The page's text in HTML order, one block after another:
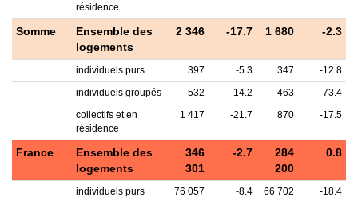
résidence
Somme
Ensemble des
logements
2 346 -17.7 1 680 -2.3
individuels purs 397 -5.3 347
-12.8
individuels groupés
532 -14.2 463
73.4
collectifs et en
résidence
1 417 -21.7 870 -17.5
France
Ensemble des
logements
346
301
-2.7
284
200
0.8
individuels purs 76 057 -8.4 66 702
-18.4